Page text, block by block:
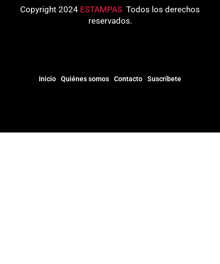
Copyright 2024 ESTAMPAS Todos los derechos
reservados.
Inicio Quiénes somos Contacto Suscríbete